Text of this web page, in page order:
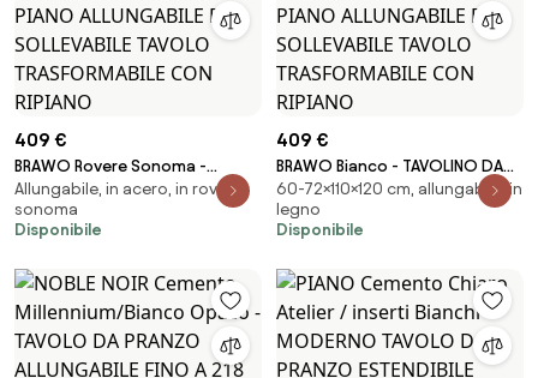
409 €
BRAWO Rovere Sonoma -
TAVOLINO DA CAFFÈ CON PIANO
ALLUNGABILE E SOLLEVABILE
TAVOLO TRASFORMABILE CON
Allungabile, in acero, in rovere
sonoma
Disponibile
409 €
BRAWO Bianco - TAVOLINO DA
CAFFÈ CON PIANO ALLUNGABILE E
SOLLEVABILE TAVOLO
TRASFORMABILE CON RIPIANO
60-72×110×120 cm, allungabile, in
legno
Disponibile